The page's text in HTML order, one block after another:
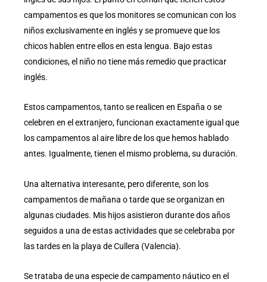
campamentos es que los monitores se comunican con los
niños exclusivamente en inglés y se promueve que los
chicos hablen entre ellos en esta lengua. Bajo estas
condiciones, el niño no tiene más remedio que practicar
inglés.
Estos campamentos, tanto se realicen en España o se
celebren en el extranjero, funcionan exactamente igual que
los campamentos al aire libre de los que hemos hablado
antes. Igualmente, tienen el mismo problema, su duración.
Una alternativa interesante, pero diferente, son los
campamentos de mañana o tarde que se organizan en
algunas ciudades. Mis hijos asistieron durante dos años
seguidos a una de estas actividades que se celebraba por
las tardes en la playa de Cullera (Valencia).
Se trataba de una especie de campamento náutico en el